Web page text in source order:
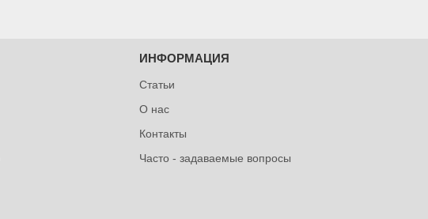
ИНФОРМАЦИЯ
Статьи
О нас
Контакты
Часто - задаваемые вопросы